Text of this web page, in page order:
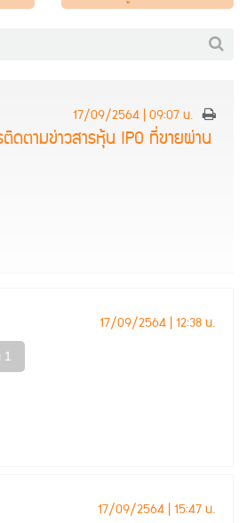
17/09/2564 | 09:07 น.
ดตามข่าวสารหุ้น IPO ที่ขายผ่าน
17/09/2564 | 12:38 น.
17/09/2564 | 15:47 น.